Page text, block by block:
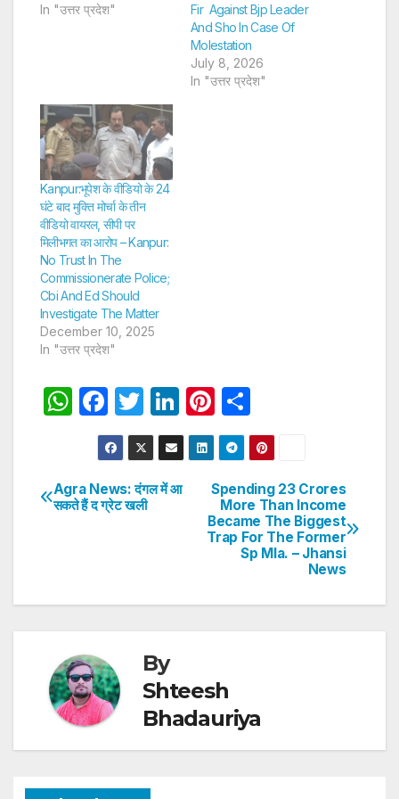
In "उत्तर प्रदेश"
Fir Against Bjp Leader
And Sho In Case Of
Molestation
July 8, 2026
In "उत्तर प्रदेश"
Kanpur:भूपेश के वीडियो के 24
घंटे बाद मुक्ति मोर्चा के तीन
वीडियो वायरल, सीपी पर
मिलीभगत का आरोप – Kanpur:
No Trust In The
Commissionerate Police;
Cbi And Ed Should
Investigate The Matter
December 10, 2025
In "उत्तर प्रदेश"
W
s
A
F
a
c
e
b
k
T
w
itt
er
Li
n
k
e
Pi
nt
er
e
st
h
ar
e
Post
Spending 23 Crores
More Than Income
Became The Biggest
Trap For The Former
Sp Mla. – Jhansi
News
Agra News: दंगल में आ
सकते हैं द ग्रेट खली
By
Shteesh
Bhadauriya